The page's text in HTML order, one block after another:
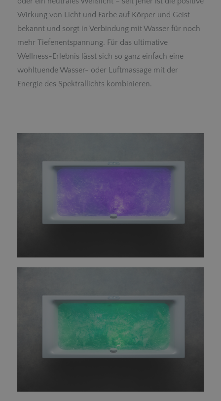
Wirkung von Licht und Farbe auf Körper und Geist
bekannt und sorgt in Verbindung mit Wasser für noch
mehr Tiefenentspannung. Für das ultimative
Wellness-Erlebnis lässt sich so ganz einfach eine
wohltuende Wasser- oder Luftmassage mit der
Energie des Spektrallichts kombinieren.